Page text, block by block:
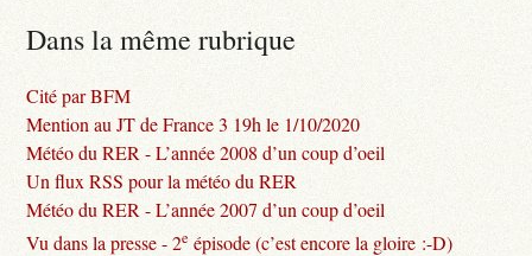
Dans la même rubrique
Cité par BFM
Mention au JT de France 3 19h le 1/10/2020
Météo du RER - L’année 2008 d’un coup d’oeil
Un flux RSS pour la météo du RER
Météo du RER - L’année 2007 d’un coup d’oeil
Vu dans la presse - 2e épisode (c’est encore la gloire :-D)